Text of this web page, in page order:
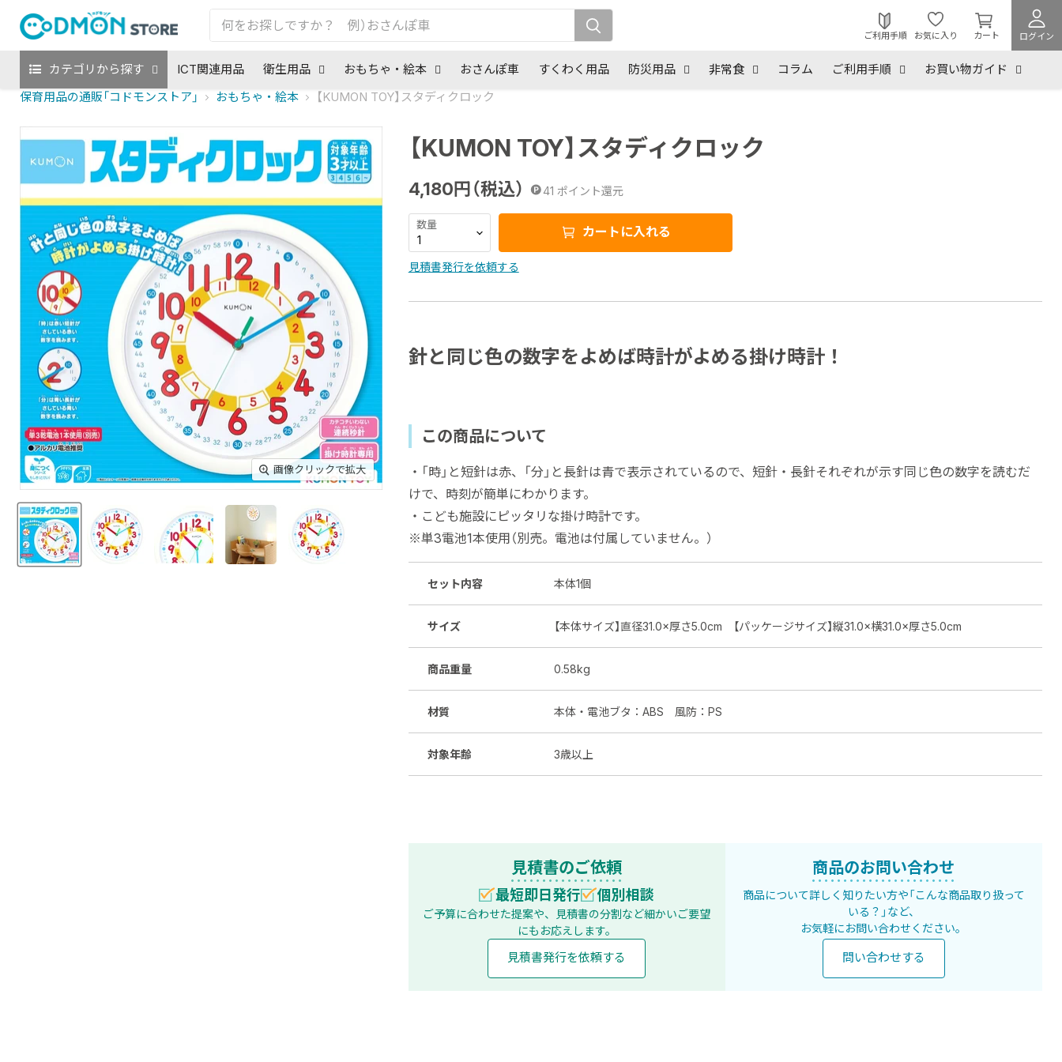
ご利用手順 お気に入り カート
カ
ー
を
ログイン
カテゴリから探す ICT関連用品 衛生用品 おもちゃ・絵本 おさんぽ車 すくわく用品 防災用品 非常食 コラム ご利用手順
お買い物ガイド
保育用品の通販「コドモンストア」
おもちゃ・絵本 【KUMON TOY】スタディクロック
画像クリックで拡大
【KUMON TOY】スタディクロック
4,180円（税込） 41 ポイント還元
数量 カートに入れる
見積書発行を依頼する
針と同じ色の数字をよめば時計がよめる掛け時計！
この商品について
・「時」と短針は赤、「分」と長針は青で表示されているので、短針・長針それぞれが示す同じ色の数字を読むだ
けで、時刻が簡単にわかります。
・こども施設にピッタリな掛け時計です。
※単3電池1本使用（別売。電池は付属していません。）
セット内容 本体1個
サイズ 【本体サイズ】直径31.0×厚さ5.0cm 【パッケージサイズ】縦31.0×横31.0×厚さ5.0cm
商品重量 0.58kg
材質 本体・電池ブタ：ABS 風防：PS
対象年齢 3歳以上
見積書のご依頼
最短即日発行 個別相談
ご予算に合わせた提案や、見積書の分割など細かいご要望
にもお応えします。
見積書発行を依頼する
商品のお問い合わせ
商品について詳しく知りたい方や「こんな商品取り扱って
いる？」など、
お気軽にお問い合わせください。
問い合わせする